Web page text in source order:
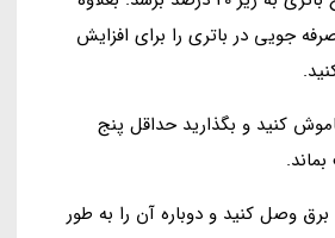
جویی در باتری را برای افزایش
کنید و بگذارید حداقل پنج
وصل کنید و دوباره آن را به طور